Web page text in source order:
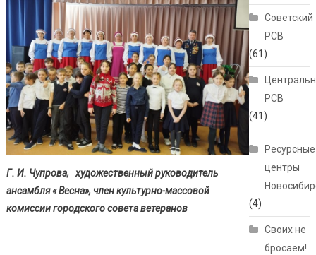
Г. И. Чупрова, художественный руководитель
ансамбля « Весна», член культурно-массовой
комиссии городского совета ветеранов
Советский
РСВ
(61)
РСВ
(41)
Ресурсные
центры
(4)
Своих не
бросаем!